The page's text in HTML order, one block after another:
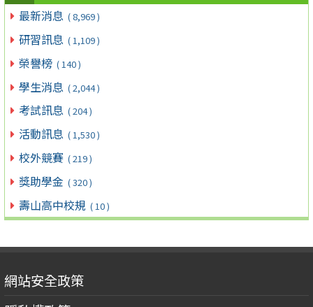
最新消息 ( 8,969 )
研習訊息 ( 1,109 )
榮譽榜 ( 140 )
學生消息 ( 2,044 )
考試訊息 ( 204 )
活動訊息 ( 1,530 )
校外競賽 ( 219 )
獎助學金 ( 320 )
壽山高中校規 ( 10 )
網站安全政策